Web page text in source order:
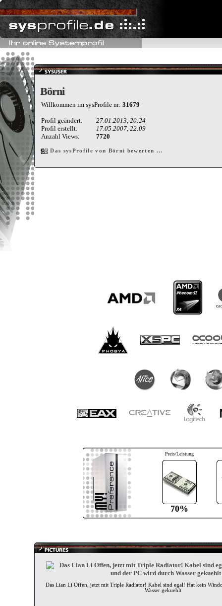
Börni
Börni
Willkommen im sysProfile nr: 31679
Profil geändert:
27.01.2013, 20:24
Profil erstellt:
17.05.2007, 22:09
Anzahl Views:
7720
Das sysProfile von Börni bewerten ...
Preis/Leistung
70%
Das Lian Li Offen, jetzt mit Triple Radiator! Kabel sind egal! Hat kein
Wasser gekuehlt